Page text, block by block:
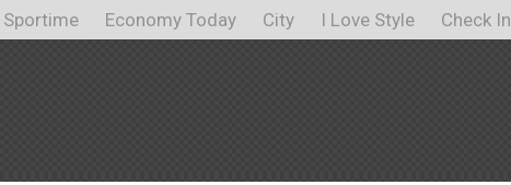
Sportime Economy Today City I Love Style Check In